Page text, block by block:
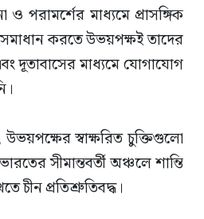
পরামর্শের মাধ্যমে প্রাসঙ্গিক
করতে উভয়পক্ষই তাদের
দূতাবাসের মাধ্যমে যোগাযোগ
স্বাক্ষরিত চুক্তিগুলো
সীমান্তবর্তী অঞ্চলে শান্তি
চীন প্রতিশ্রুতিবদ্ধ।